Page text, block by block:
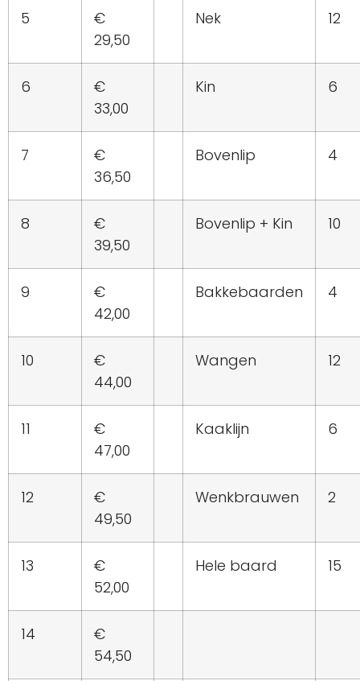
5
€
29,50
Nek 12
6
€
33,00
Kin 6
7
€
36,50
Bovenlip 4
8
€
39,50
Bovenlip + Kin 10
9
€
42,00
Bakkebaarden 4
10
€
44,00
Wangen 12
11
€
47,00
Kaaklijn 6
12
€
49,50
Wenkbrauwen 2
13
€
52,00
Hele baard 15
14
€
54,50